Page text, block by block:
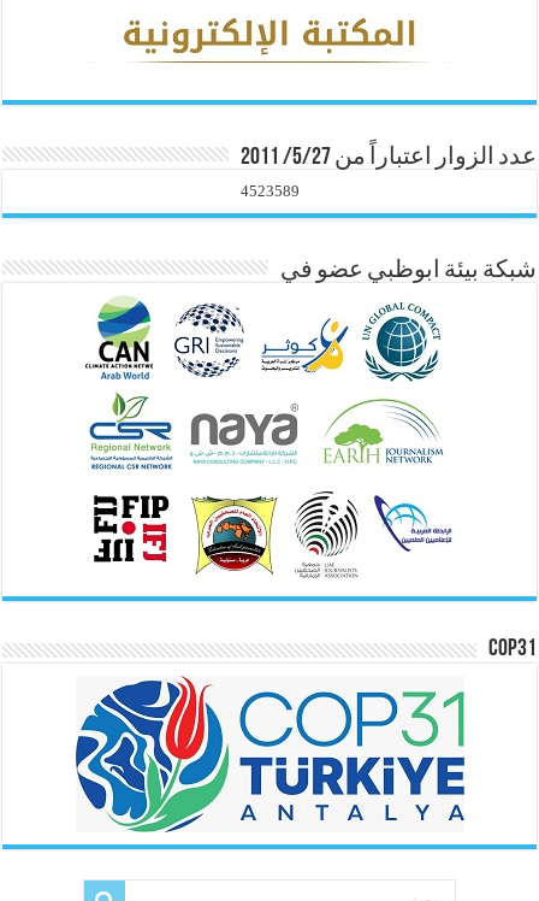
عدد الزوار اعتباراً من 5/27/ 2011
4523589
شبكة بيئة ابوظبي عضو في
COP31